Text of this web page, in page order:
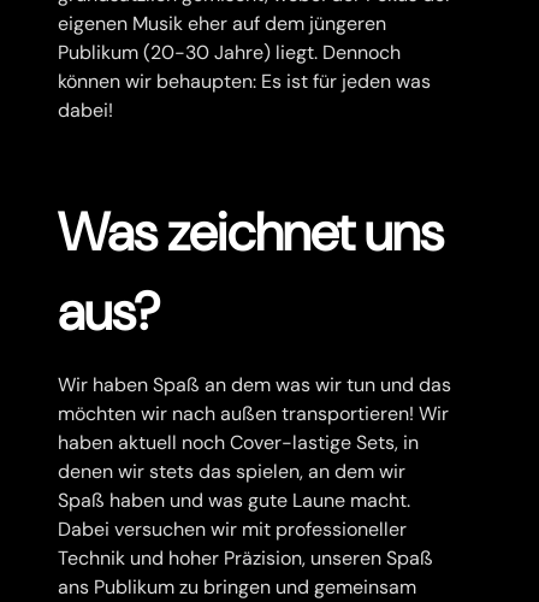
eigenen Musik eher auf dem jüngeren
Publikum (20-30 Jahre) liegt. Dennoch
können wir behaupten: Es ist für jeden was
dabei!
Was zeichnet uns
aus?
Wir haben Spaß an dem was wir tun und das
möchten wir nach außen transportieren! Wir
haben aktuell noch Cover-lastige Sets, in
denen wir stets das spielen, an dem wir
Spaß haben und was gute Laune macht.
Dabei versuchen wir mit professioneller
Technik und hoher Präzision, unseren Spaß
ans Publikum zu bringen und gemeinsam